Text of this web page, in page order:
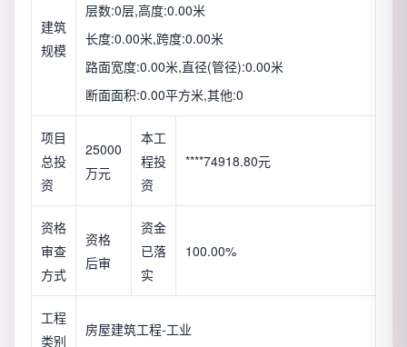
建筑
规模
层数:0层,高度:0.00米
长度:0.00米,跨度:0.00米
路面宽度:0.00米,直径(管径):0.00米
断面面积:0.00平方米,其他:0
项目
总投
资
25000
万元
本工
程投
资
****74918.80元
资格
审查
方式
资格
后审
资金
已落
实
100.00%
工程
类别
房屋建筑工程-工业